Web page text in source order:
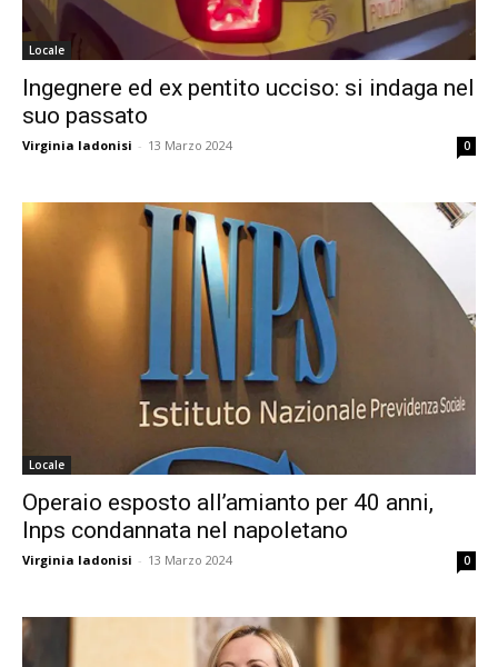
Locale
Ingegnere ed ex pentito ucciso: si indaga nel
suo passato
Virginia Iadonisi - 13 Marzo 2024 0
Locale
Operaio esposto all’amianto per 40 anni,
Inps condannata nel napoletano
Virginia Iadonisi - 13 Marzo 2024 0